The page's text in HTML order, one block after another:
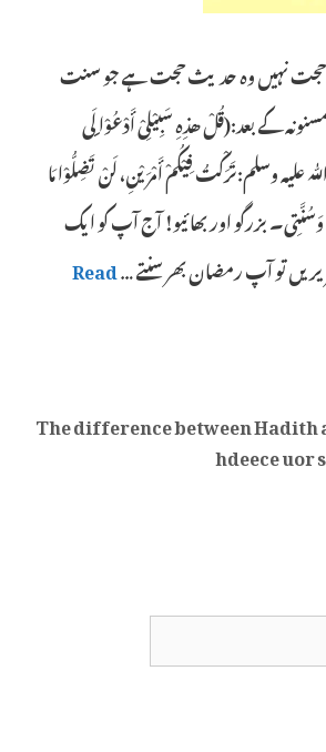
حجت نہیں وہ حدیث حجت ہے جو سنت
کے بعد:(قُلْ ھذِہِ سَبِیْلِیْ أَدْعُوْا ِلَی
علیہ وسلم:تَرَکْتُ فِیْکُمْ أَمْرَیْنِ، لَنْ تَضِلُّوْا مَا
وَسُنَّتِی۔ بزرگو اور بھائیو! آج آپ کو ایک
تو آپ رمضان بھر سنتے …Read
The difference between
hdeece